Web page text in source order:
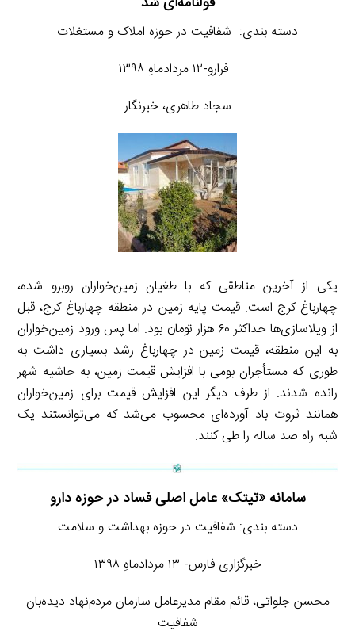
دسته بندی: شفافیت در حوزه املاک و مستغلات
فرارو-۱۲ مردادماهِ ۱۳۹۸
سجاد طاهری، خبرنگار
یکی از آخرین مناطقی که با طغیان زمین‌خواران روبرو شده،
چهارباغ کرج است. قیمت پایه زمین در منطقه چهارباغ کرج، قبل
از ویلاسازی‌ها حداکثر ۶۰ هزار تومان بود. اما پس ورود زمین‌خواران
به این منطقه، قیمت زمین در چهارباغ رشد بسیاری داشت به
طوری که مستأجران بومی با افزایش قیمت زمین، به حاشیه شهر
رانده شدند. از طرف دیگر این افزایش قیمت برای زمین‌خواران
همانند ثروت باد آورده‌ای محسوب می‌شد که می‌توانستند یک
شبه راه صد ساله را طی کنند.
سامانه «تیتک» عامل اصلی فساد در حوزه دارو
دسته بندی: شفافیت در حوزه بهداشت و سلامت
خبرگزاری فارس- ۱۳ مردادماهِ ۱۳۹۸
محسن جلواتی، قائم مقام مدیرعامل سازمان مردم‌نهاد دیده‌بان
شفافیت